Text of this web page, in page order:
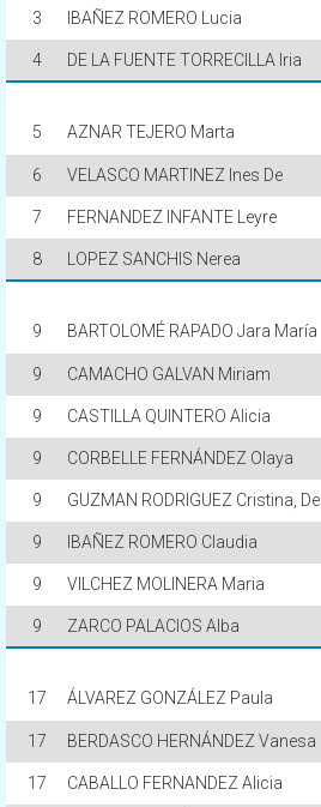
3 IBAÑEZ ROMERO Lucia
4 DE LA FUENTE TORRECILLA Iria
5 AZNAR TEJERO Marta
6 VELASCO MARTINEZ Ines De
7 FERNANDEZ INFANTE Leyre
8 LOPEZ SANCHIS Nerea
9 BARTOLOMÉ RAPADO Jara María
9 CAMACHO GALVAN Miriam
9 CASTILLA QUINTERO Alicia
9 CORBELLE FERNÁNDEZ Olaya
9 GUZMAN RODRIGUEZ Cristina, De
9 IBAÑEZ ROMERO Claudia
9 VILCHEZ MOLINERA Maria
9 ZARCO PALACIOS Alba
17 ÁLVAREZ GONZÁLEZ Paula
17 BERDASCO HERNÁNDEZ Vanesa
17 CABALLO FERNANDEZ Alicia